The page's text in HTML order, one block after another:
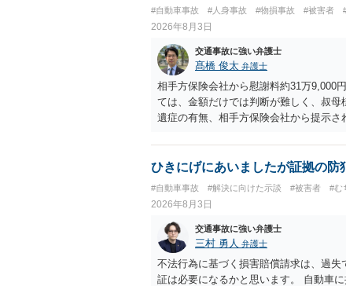
#自動車事故 #人身事故 #物損事故 #被害者
2026年8月3日
交通事故に強い弁護士
髙橋 俊太 弁護士
相手方保険会社から慰謝料約31万9,000
ては、金額だけでは判断が難しく、叔
遺症の有無、相手方保険会社から提示
で、以下の資料・情報を準備した上で
会社から届いている示談金額の提示書
今回の事故で利用できる弁護士費用特
弁護士が受任する場合には、叔母様ご
思疎通が難しいとのことですので、そ
要があると思われます。
ひきにげにあいましたが証拠の防
#自動車事故 #解決に向けた示談 #被害者 #む
2026年8月3日
交通事故に強い弁護士
三村 勇人 弁護士
不法行為に基づく損害賠償請求は、過
証は必要になるかと思います。 自動車